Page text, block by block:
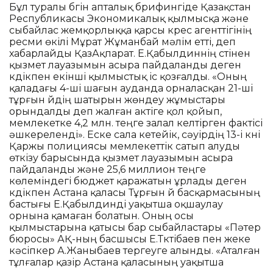
Бұл туралы бүгін апталық брифингіде Қазақстан
Республикасы Экономикалық қылмысқа және
сыбайлас жемқорлыққа қарсы күрес агенттігінің
ресми өкілі Мұрат Жұманбай мәлім етті, деп
хабарлайды ҚазАқпарат. Е.Қабылдиннің үстінен
қызмет лауазымын асыра пайдаланды деген
күдікпен екінші қылмыстық іс қозғалды. «Оның
қаладағы 4-ші шағын ауданда орналасқан 21-ші
тұрғын үйдің шатырын жөндеу жұмыстары
орындалды деп жалған актіге қол қойып,
мемлекетке 4,2 млн. теңге залал келтірген фактісі
әшкереленді». Еске сала кетейік, сәуірдің 13-і күні
Қаржы полициясы мемлекеттік сатып алуды
өткізу барысында қызмет лауазымын асыра
пайдаланды және 25,6 миллион теңге
көлеміндегі бюджет қаражатын ұрлады деген
күдікпен Астана қаласы Тұрғын үй басқармасының
бастығы Е.Қабылдинді уақытша оқшаулау
орнына қамаған болатын. Оның осы
қылмыстарына қатысы бар сыбайластары «Пәтер
бюросы» АҚ-ның басшысы Е.Түктібаев пен жеке
кәсіпкер А.Жаныбаев тергеуге алынды. «Аталған
тұлғалар қазір Астана қаласының уақытша